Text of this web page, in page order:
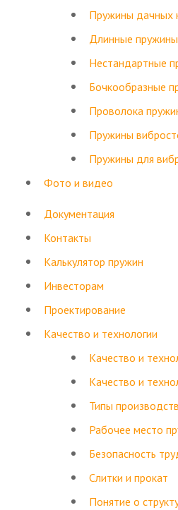
Пружины дачных
Длинные пружины
Нестандартные
Бочкообразные
Проволока
Пружины
Пружины для
Фото и видео
Документация
Контакты
Калькулятор пружин
Инвесторам
Проектирование
Качество и технологии
Качество и
Качество и
Типы
Рабочее место
Безопасность
Слитки и прокат
Понятие о